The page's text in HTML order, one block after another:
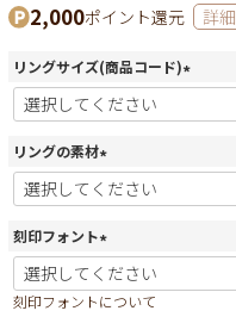
2,000ポイント還元 詳細
リングサイズ(商品コード)
(
リングの素材
(
必
)
刻印フォント
(
必
須
刻印フォントについて